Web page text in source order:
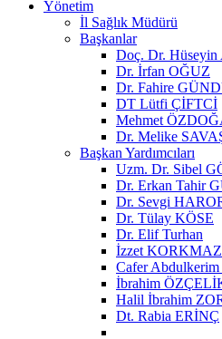
Yönetim
İl Sağlık Müdürü
Başkanlar
Doç. Dr.
Dr. İrfan OĞUZ
Dr. Fahire
DT Lütfi ÇİFTCİ
Mehmet
Dr. Melike
Başkan Yardımcıları
Uzm. Dr. Sibel
Dr. Erkan Tahir
Dr. Sevgi
Dr. Tülay KÖSE
Dr. Elif Turhan
İzzet KORKMAZ
Cafer
İbrahim
Halil İbrahim
Dt. Rabia ERİNÇ